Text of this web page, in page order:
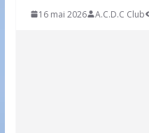
16 mai 2026 A.C.D.C Club